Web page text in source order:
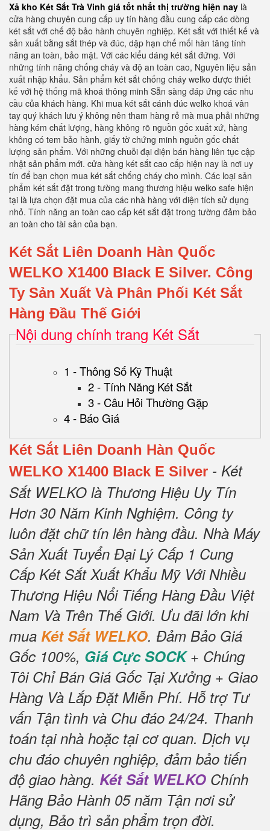
Xả kho Két Sắt Trà Vinh giá tốt nhất thị trường hiện nay là
cửa hàng chuyên cung cấp uy tín hàng đầu cung cấp các dòng
két sắt với chế độ bảo hành chuyên nghiệp. Két sắt với thiết kế và
sản xuất bằng sắt thép và đúc, dập hạn chế mối hàn tăng tính
năng an toàn, bảo mật. Với các kiểu dáng két sắt đứng. Với
những tính năng chống cháy và độ an toàn cao, Nguyên liệu sản
xuất nhập khẩu. Sản phẩm két sắt chống cháy welko được thiết
kế với hệ thống mã khoá thông minh Sẵn sàng đáp ứng các nhu
cầu của khách hàng. Khi mua két sắt cánh đúc welko khoá vân
tay quý khách lưu ý không nên tham hàng rẻ mà mua phải những
hàng kém chất lượng, hàng không rõ nguồn gốc xuất xứ, hàng
không có tem bảo hành, giấy tờ chứng minh nguồn gốc chất
lượng sản phẩm. Với những chuỗi đại diện bán hàng liên tục cập
nhật sản phẩm mới. cửa hàng két sắt cao cấp hiện nay là nơi uy
tín để bạn chọn mua két sắt chống cháy cho mình. Các loại sản
phẩm két sắt đặt trong tường mang thương hiệu welko safe hiện
tại là lựa chọn đặt mua của các nhà hàng với diện tích sử dụng
nhỏ. Tính năng an toàn cao cấp két sắt đặt trong tường đảm bảo
an toàn cho tài sản của bạn.
Két Sắt Liên Doanh Hàn Quốc
WELKO X1400 Black E Silver. Công
Ty Sản Xuất Và Phân Phối Két Sắt
Hàng Đầu Thế Giới
Nội dung chính trang Két Sắt
1 - Thông Số Kỹ Thuật
2 - Tính Năng Két Sắt
3 - Câu Hỏi Thường Gặp
4 - Báo Giá
Két Sắt Liên Doanh Hàn Quốc
WELKO X1400 Black E Silver - Két
Sắt WELKO là Thương Hiệu Uy Tín
Hơn 30 Năm Kinh Nghiệm. Công ty
luôn đặt chữ tín lên hàng đầu. Nhà Máy
Sản Xuất Tuyển Đại Lý Cấp 1 Cung
Cấp Két Sắt Xuất Khẩu Mỹ Với Nhiều
Thương Hiệu Nổi Tiếng Hàng Đầu Việt
Nam Và Trên Thế Giới. Ưu đãi lớn khi
mua Két Sắt WELKO. Đảm Bảo Giá
Gốc 100%, Giá Cực SOCK+ Chúng
Tôi Chỉ Bán Giá Gốc Tại Xưởng + Giao
Hàng Và Lắp Đặt Miễn Phí. Hỗ trợ Tư
vấn Tận tình và Chu đáo 24/24. Thanh
toán tại nhà hoặc tại cơ quan. Dịch vụ
chu đáo chuyên nghiệp, đảm bảo tiến
độ giao hàng. Két Sắt WELKO Chính
Hãng Bảo Hành 05 năm Tận nơi sử
dụng, Bảo trì sản phẩm trọn đời.